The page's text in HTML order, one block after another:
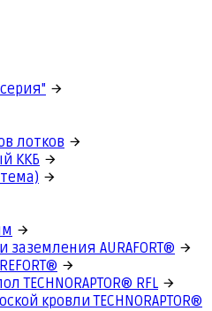
лотков
ККБ
AURAFORT®
RFL
кровли TECHNORAPTOR®